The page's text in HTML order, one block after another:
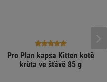
Pro Plan kapsa Kitten kotě
krůta ve šťávě 85 g